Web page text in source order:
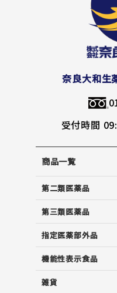
奈良大和
受付時間
商品一覧
第二類医薬品
第三類医薬品
指定医薬部外品
機能性表示食品
雑貨